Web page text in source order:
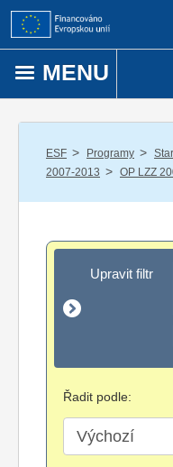
Přejít k obsahu
MENU
ESF / Programy /
2007-2013 / OP LZZ
Upravit filtr
Upravit filtr
Řadit podle: